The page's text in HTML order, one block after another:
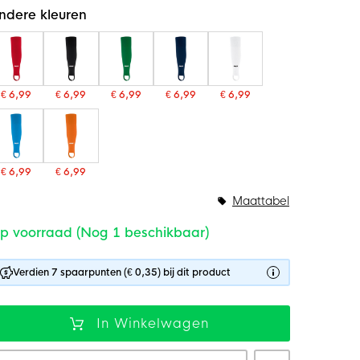
kleuren
€ 6,99 € 6,99 € 6,99 € 6,99 € 6,99
€ 6,99 € 6,99
voorraad (Nog 1 beschikbaar)
Maattabel
Verdien 7 spaarpunten (€ 0,35) bij dit product
In Winkelwagen